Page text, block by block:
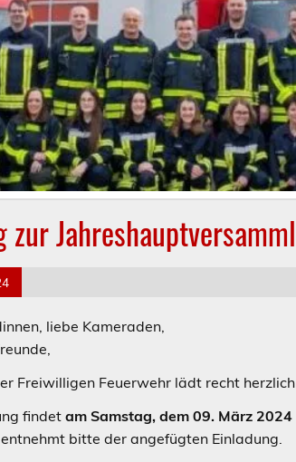
zur
liebe Kameraden,
Freiwilligen Feuerwehr lädt recht
findet am Samstag, dem 09. März 2024
bitte der angefügten Einladung.